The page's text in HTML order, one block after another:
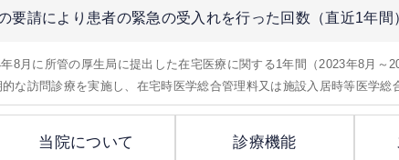
要請により患者の緊急の受入れを行った回数（直近1年間
8月に所管の厚生局に提出した在宅医療に関する1年間（2023年8月～
な訪問診療を実施し、在宅時医学総合管理料又は施設入居時等医学総
当院について 診療機能